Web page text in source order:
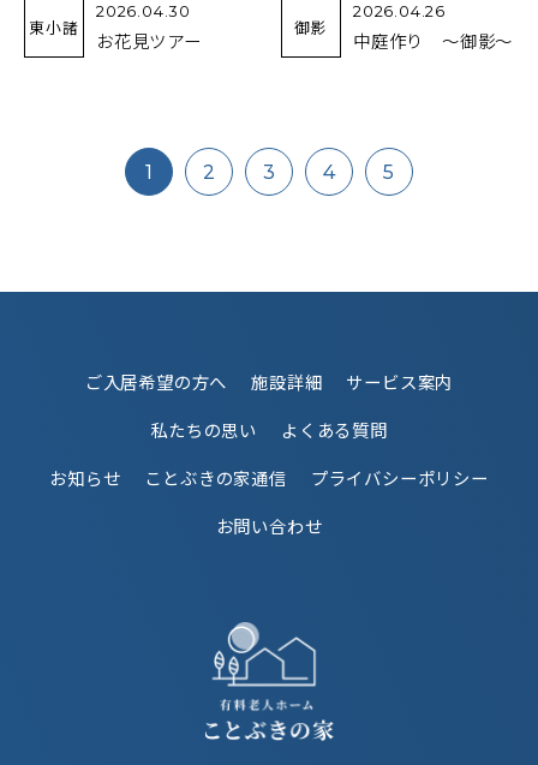
東小諸
2026.04.30
お花見ツアー
御影
2026.04.26
中庭作り ～御影～
1 2 3 4 5
ご入居希望の方へ 施設詳細
サービス案内
私たちの思い
よくある質問
お知らせ
ことぶきの家通信
プライバシーポリシー
お問い合わせ